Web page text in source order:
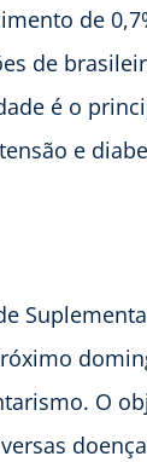
de
de
é o
e
O